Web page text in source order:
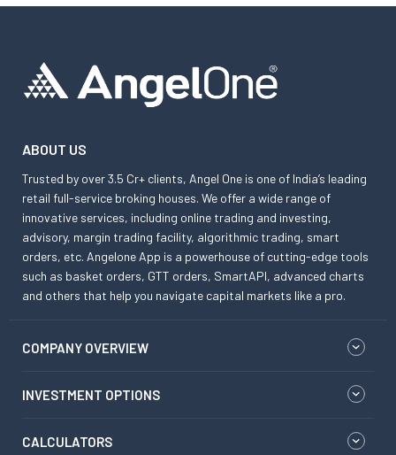
ABOUT US
Trusted by over 3.5 Cr+ clients, Angel One is one of India’s leading
retail full-service broking houses. We offer a wide range of
innovative services, including online trading and investing,
advisory, margin trading facility, algorithmic trading, smart
orders, etc. Angelone App is a powerhouse of cutting-edge tools
such as basket orders, GTT orders, SmartAPI, advanced charts
and others that help you navigate capital markets like a pro.
COMPANY OVERVIEW
INVESTMENT OPTIONS
CALCULATORS